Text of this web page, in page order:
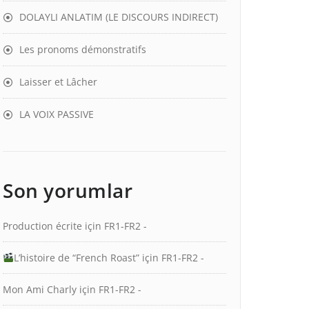
DOLAYLI ANLATIM (LE DISCOURS INDIRECT)
Les pronoms démonstratifs
Laisser et Lâcher
LA VOIX PASSIVE
Son yorumlar
Production écrite için FR1-FR2 -
L’histoire de “French Roast”için FR1-FR2 -
Mon Ami Charly için FR1-FR2 -